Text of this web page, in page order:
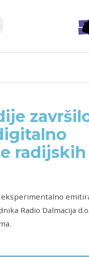
radijskih
Radio Dalmacija